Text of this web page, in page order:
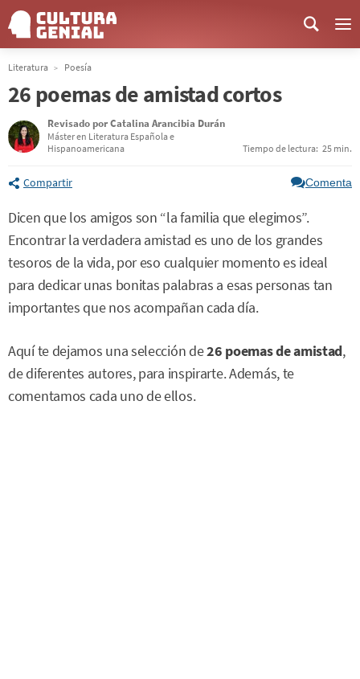
Literatura Poesía
26 poemas de amistad cortos
Revisado porCatalina Arancibia Durán
Máster en Literatura Española e
Hispanoamericana
Tiempo de lectura: 25 min.
Compartir Comenta
Dicen que los amigos son “la familia que elegimos”.
Encontrar la verdadera amistad es uno de los grandes
tesoros de la vida, por eso cualquier momento es ideal
para dedicar unas bonitas palabras a esas personas tan
importantes que nos acompañan cada día.
Aquí te dejamos una selección de26 poemas de amistad,
de diferentes autores, para inspirarte. Además, te
comentamos cada uno de ellos.